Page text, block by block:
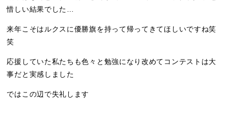
惜しい結果でした…
来年こそはルクスに優勝旗を持って帰ってきてほしいですね笑
笑
応援していた私たちも色々と勉強になり改めてコンテストは大
事だと実感しました
ではこの辺で失礼します